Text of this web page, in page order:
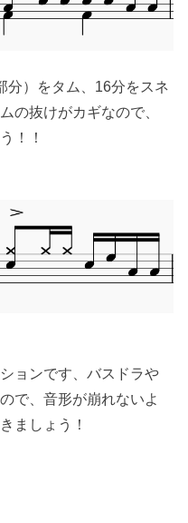
分）をタム、16分をスネ
の抜けがカギなので、
！！
ョンです、バスドラや
で、音形が崩れないよ
ましょう！